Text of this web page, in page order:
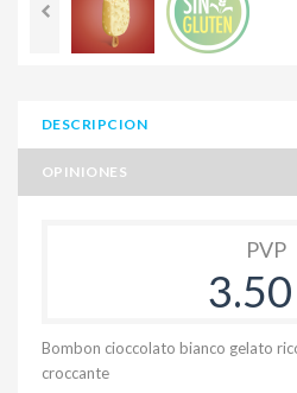
DESCRIPCION
OPINIONES
PVP
Bombon cioccolato bianco gelato
croccante